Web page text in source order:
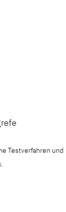
Testverfahren und